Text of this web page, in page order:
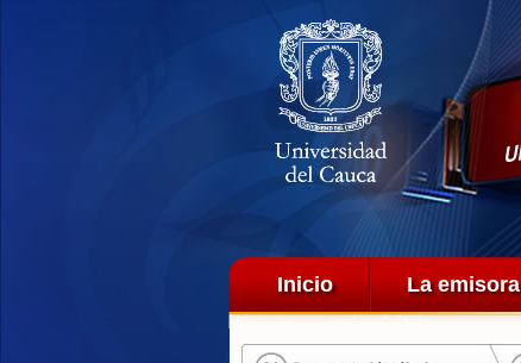
Menú principal
Inicio La emisora